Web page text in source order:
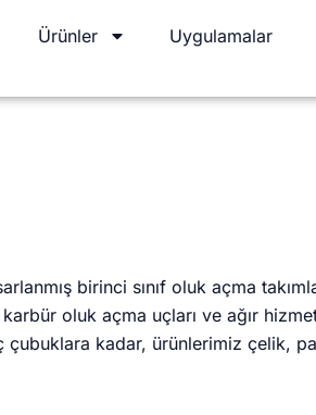
Ürünler Uygulamalar
birinci sınıf oluk açma
oluk açma uçları ve ağır
kadar, ürünlerimiz çelik,